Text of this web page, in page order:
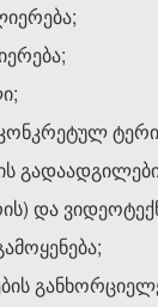
და